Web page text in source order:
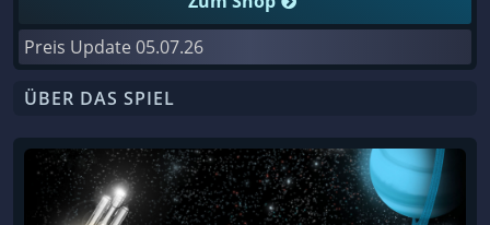
Preis Update 05.07.26
ÜBER DAS SPIEL